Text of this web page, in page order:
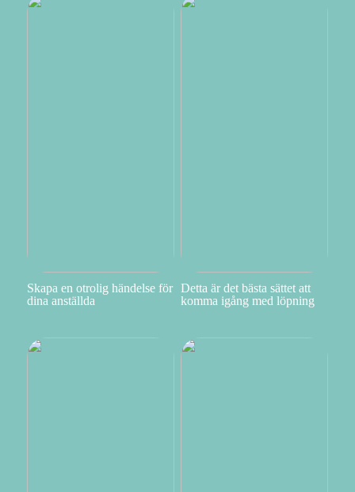
Skapa en otrolig händelse för
dina anställda
Detta är det bästa sättet att
komma igång med löpning